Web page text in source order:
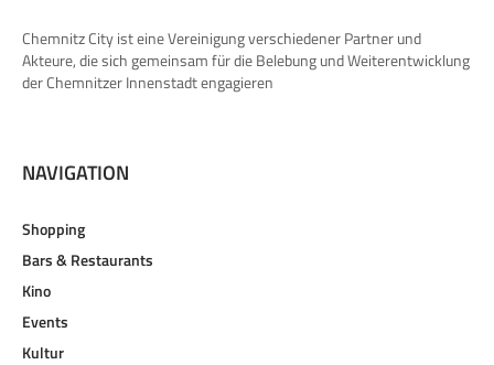
Chemnitz City ist eine Vereinigung verschiedener Partner und
Akteure, die sich gemeinsam für die Belebung und Weiterentwicklung
der Chemnitzer Innenstadt engagieren
NAVIGATION
Shopping
Bars & Restaurants
Kino
Events
Kultur